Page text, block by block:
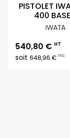
PISTOLET
400
IWATA
Prix
540,80 € HT
soit 648,96 €TTC